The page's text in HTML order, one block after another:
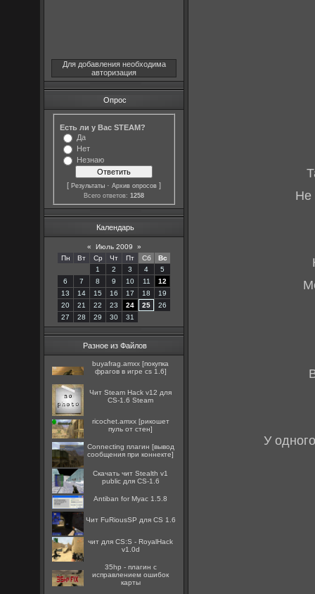
Для добавления необходима
авторизация
Опрос
Есть ли у Вас STEAM?
Да
Нет
Незнаю
[Результаты ·Архив опросов ]
Всего ответов:1258
Календарь
« Июль 2009
»
Пн
Вт Ср Чт Пт Сб
Вс
1
2 3 4
5
6
7 8 9 10 11
12
13
14 15 16 17 18
19
20
21 22 23 24 25
26
27
28 29 30 31
Разное из Файлов
buyafrag.amxx [покупка
фрагов в игре cs 1.6]
Чит Steam Hack v12 для
CS-1.6 Steam
ricochet.amxx [рикошет
пуль от стен]
Connecting плагин [вывод
сообщения при коннекте]
Скачать чит Stealth v1
public для CS-1.6
Antiban for Myac 1.5.8
Чит FuRiousSP для CS 1.6
чит для CS:S - RoyalHack
v1.0d
35hp - плагин с
исправлением ошибок
карты
Не
У